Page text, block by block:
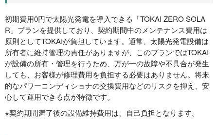
初期費用0円で太陽光発電を導入できる「TOKAI ZERO SOLA
R」プランを提供しており、契約期間中のメンテナンス費用は
原則としてTOKAIが負担しています。通常、太陽光発電設備は
所有者に維持管理の責任がありますが、このプランではTOKAI
が設備の所有・管理を行うため、万が一の故障や不具合が発生
しても、お客様が修理費用を負担する必要はありません。将来
的なパワーコンディショナの交換費用などのリスクを抑え、安
心して運用できる点が特徴です。
※契約期間満了後の設備維持費用は、自己負担となります。